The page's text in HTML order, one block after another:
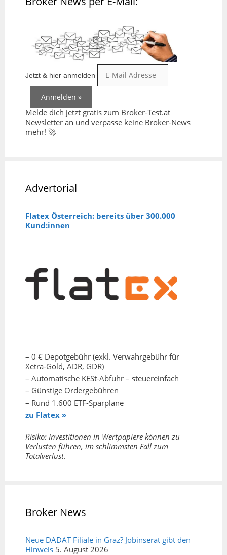
Jetzt & hier anmelden
Melde dich jetzt gratis zum Broker-Test.at
Newsletter an und verpasse keine Broker-News
mehr! 🚀
Advertorial
Flatex Österreich: bereits über 300.000
Kund:innen
– 0 € Depotgebühr (exkl. Verwahrgebühr für
Xetra-Gold, ADR, GDR)
– Automatische KESt-Abfuhr – steuereinfach
– Günstige Ordergebühren
– Rund 1.600 ETF-Sparpläne
zu Flatex »
Risiko: Investitionen in Wertpapiere können zu
Verlusten führen, im schlimmsten Fall zum
Totalverlust.
Broker News
Neue DADAT Filiale in Graz? Jobinserat gibt den
Hinweis 5. August 2026